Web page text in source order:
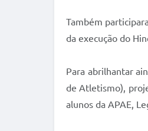
Também
da execução do
Para abrilhantar
de Atletismo),
alunos da APAE,